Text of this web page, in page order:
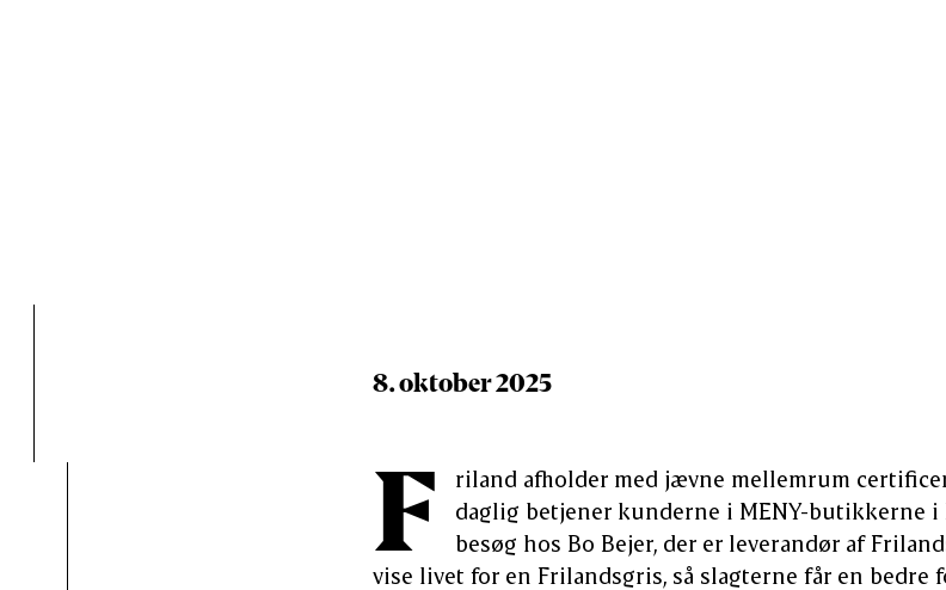
8. oktober 2025
F
riland afholder med jævne mellemrum
daglig betjener kunderne i MENY-butikkerne i
besøg hos Bo Bejer, der er leverandør af
vise livet for en Frilandsgris, så slagterne får en bedre